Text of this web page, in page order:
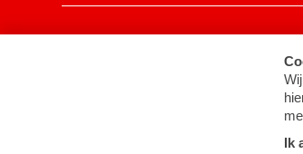
Cookie-instellingen